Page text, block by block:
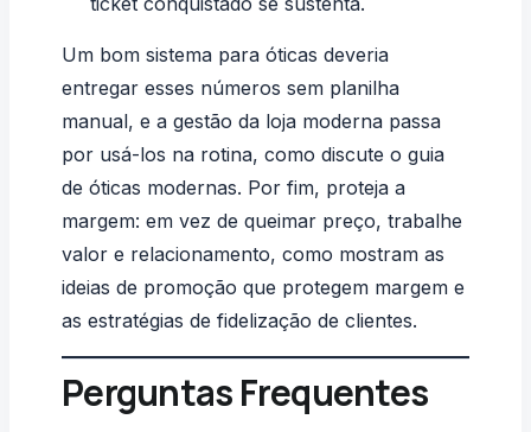
Um bom sistema para óticas deveria
entregar esses números sem planilha
manual, e a gestão da loja moderna passa
por usá-los na rotina, como discute o guia
de óticas modernas. Por fim, proteja a
margem: em vez de queimar preço, trabalhe
valor e relacionamento, como mostram as
ideias de promoção que protegem margem e
as estratégias de fidelização de clientes.
Perguntas Frequentes